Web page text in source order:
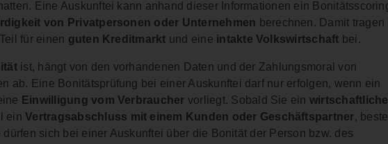
Eine Auskunftei kann anhand dieser Informationen ein
von Privatpersonen oder Unternehmen berechnen. Damit tragen
für einen guten Kreditmarkt und eine intakte Volkswirtschaft bei.
ist, hängt von den vorhandenen Daten und der Zahlungsmoral von
ab. Eine Bonitätsprüfung bei einer Auskunftei darf nur erfolgen, wenn ein
Einwilligung vom Verbraucher vorliegt. Sobald Sie ein
einVertragsabschluss mit einem Kunden oder Geschäftspartner,
sich bei einer Auskunftei über die Bonität der Person bzw. des